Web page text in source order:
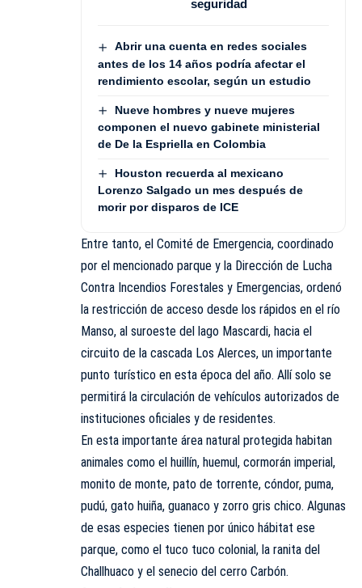
seguridad
Abrir una cuenta en redes sociales
antes de los 14 años podría afectar el
rendimiento escolar, según un estudio
Nueve hombres y nueve mujeres
componen el nuevo gabinete ministerial
de De la Espriella en Colombia
Houston recuerda al mexicano
Lorenzo Salgado un mes después de
morir por disparos de ICE
Entre tanto, el Comité de Emergencia, coordinado
por el mencionado parque y la Dirección de Lucha
Contra Incendios Forestales y Emergencias, ordenó
la restricción de acceso desde los rápidos en el río
Manso, al suroeste del lago Mascardi, hacia el
circuito de la cascada Los Alerces, un importante
punto turístico en esta época del año. Allí solo se
permitirá la circulación de vehículos autorizados de
instituciones oficiales y de residentes.
En esta importante área natural protegida habitan
animales como el huillín, huemul, cormorán imperial,
monito de monte, pato de torrente, cóndor, puma,
pudú, gato huiña, guanaco y zorro gris chico. Algunas
de esas especies tienen por único hábitat ese
parque, como el tuco tuco colonial, la ranita del
Challhuaco y el senecio del cerro Carbón.